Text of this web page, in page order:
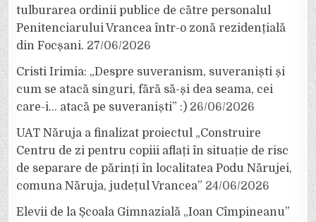
tulburarea ordinii publice de către personalul
Penitenciarului Vrancea într-o zonă rezidențială
din Focșani. 27/06/2026
Cristi Irimia: „Despre suveranism, suveraniști și
cum se atacă singuri, fără să-și dea seama, cei
care-i… atacă pe suveraniști” :) 26/06/2026
UAT Năruja a finalizat proiectul „Construire
Centru de zi pentru copiii aflați în situație de risc
de separare de părinți în localitatea Podu Nărujei,
comuna Năruja, județul Vrancea” 24/06/2026
Elevii de la Școala Gimnazială „Ioan Cîmpineanu”